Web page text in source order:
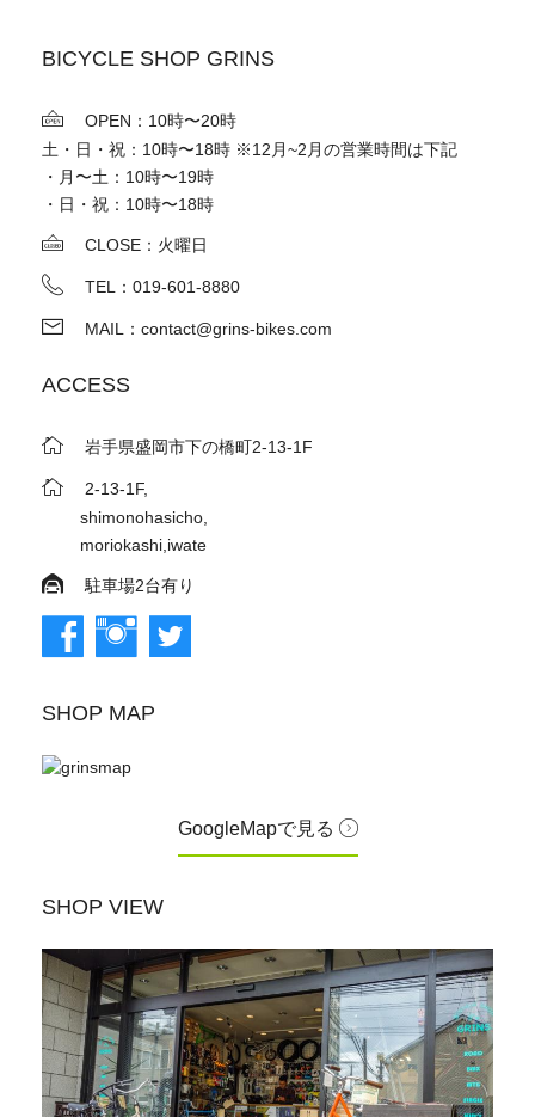
BICYCLE SHOP GRINS
OPEN：10時〜20時
土・日・祝：10時〜18時 ※12月~2月の営業時間は下記
・月〜土：10時〜19時
・日・祝：10時〜18時
CLOSE：火曜日
TEL：019-601-8880
MAIL：contact@grins-bikes.com
ACCESS
岩手県盛岡市下の橋町2-13-1F
2-13-1F,
shimonohasicho,
moriokashi,iwate
駐車場2台有り
SHOP MAP
GoogleMapで見る
SHOP VIEW